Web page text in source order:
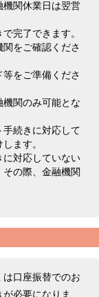
機関休業日は翌営
完了できます。
をご確認くださ
をご準備くださ
機関のみ可能とな
続きに対応して
ます。
対応していない
の際、金融機関
口座振替でのお
必要になりま